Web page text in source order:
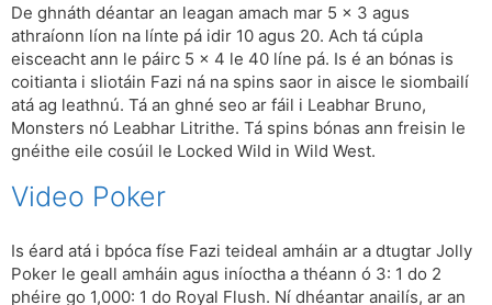
De ghnáth déantar an leagan amach mar 5 x 3 agus
athraíonn líon na línte pá idir 10 agus 20. Ach tá cúpla
eisceacht ann le páirc 5 x 4 le 40 líne pá. Is é an bónas is
coitianta i sliotáin Fazi ná na spins saor in aisce le siombailí
atá ag leathnú. Tá an ghné seo ar fáil i Leabhar Bruno,
Monsters nó Leabhar Litrithe. Tá spins bónas ann freisin le
gnéithe eile cosúil le Locked Wild in Wild West.
Video Poker
Is éard atá i bpóca físe Fazi teideal amháin ar a dtugtar Jolly
Poker le geall amháin agus iníoctha a théann ó 3: 1 do 2
phéire go 1,000: 1 do Royal Flush. Ní dhéantar anailís, ar an